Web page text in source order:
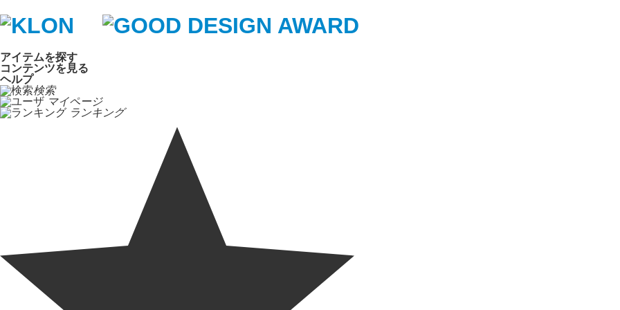
アイテムを探す
コンテンツを見る
ヘルプ
検索
マイページ
ランキング